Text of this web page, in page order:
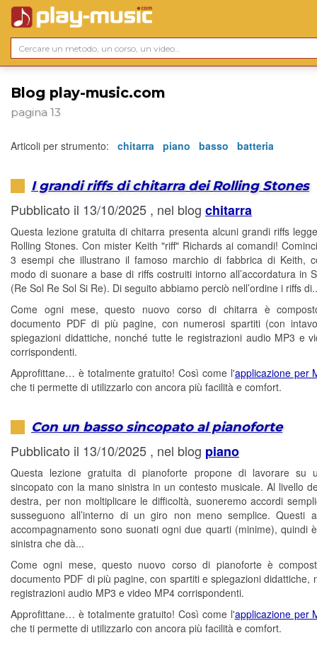
Blog play-music.com
pagina 13
Articoli per strumento: chitarra piano basso batteria
I grandi riffs di chitarra dei Rolling Stones
Pubblicato il 13/10/2025 , nel blog chitarra
Questa lezione gratuita di chitarra presenta alcuni grandi riffs
Rolling Stones. Con mister Keith "riff" Richards ai comandi!
3 esempi che illustrano il famoso marchio di fabbrica di Keith,
modo di suonare a base di riffs costruiti intorno all’accordatura in
(Re Sol Re Sol Si Re). Di seguito abbiamo perciò nell’ordine i riffs
Come ogni mese, questo nuovo corso di chitarra è
documento PDF di più pagine, con numerosi spartiti (con
spiegazioni didattiche, nonché tutte le registrazioni audio MP3 e
corrispondenti.
Approfittane… è totalmente gratuito! Così come l'applicazione per
che ti permette di utilizzarlo con ancora più facilità e comfort.
Con un basso sincopato al pianoforte
Pubblicato il 13/10/2025 , nel blog piano
Questa lezione gratuita di pianoforte propone di lavorare su
sincopato con la mano sinistra in un contesto musicale. Al livello
destra, per non moltiplicare le difficoltà, suoneremo accordi
susseguono all’interno di un giro non meno semplice. Questi
accompagnamento sono suonati ogni due quarti (minime), quindi
sinistra che dà...
Come ogni mese, questo nuovo corso di pianoforte è
documento PDF di più pagine, con spartiti e spiegazioni didattiche,
registrazioni audio MP3 e video MP4 corrispondenti.
Approfittane… è totalmente gratuito! Così come l'applicazione per
che ti permette di utilizzarlo con ancora più facilità e comfort.